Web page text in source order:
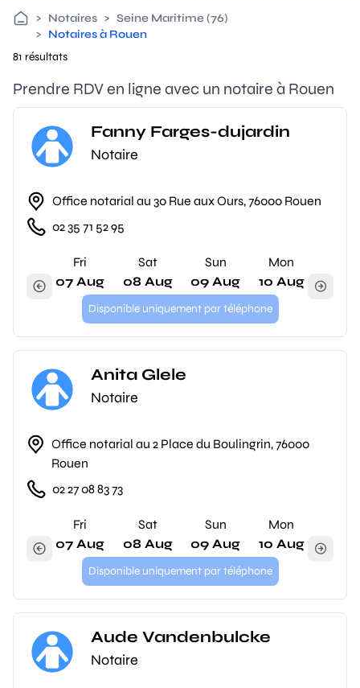
> Notaires > Seine Maritime (76)
> Notaires à Rouen
81 résultats
Prendre RDV en ligne avec un notaire à Rouen
Fanny Farges-dujardin
Notaire
Office notarial au 30 Rue aux Ours, 76000 Rouen
02 35 71 52 95
Fri
07 Aug
Sat
08 Aug
Sun
09 Aug
Mon
10 Aug
Disponible uniquement par téléphone
Anita Glele
Notaire
Office notarial au 2 Place du Boulingrin, 76000
Rouen
02 27 08 83 73
Fri
07 Aug
Sat
08 Aug
Sun
09 Aug
Mon
10 Aug
Disponible uniquement par téléphone
Aude Vandenbulcke
Notaire